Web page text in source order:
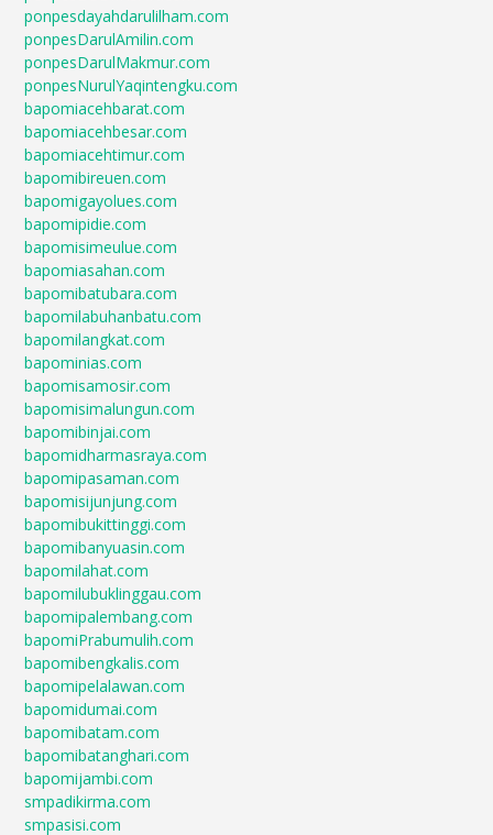
ponpesdayahdarulilham.com
ponpesDarulAmilin.com
ponpesDarulMakmur.com
ponpesNurulYaqintengku.com
bapomiacehbarat.com
bapomiacehbesar.com
bapomiacehtimur.com
bapomibireuen.com
bapomigayolues.com
bapomipidie.com
bapomisimeulue.com
bapomiasahan.com
bapomibatubara.com
bapomilabuhanbatu.com
bapomilangkat.com
bapominias.com
bapomisamosir.com
bapomisimalungun.com
bapomibinjai.com
bapomidharmasraya.com
bapomipasaman.com
bapomisijunjung.com
bapomibukittinggi.com
bapomibanyuasin.com
bapomilahat.com
bapomilubuklinggau.com
bapomipalembang.com
bapomiPrabumulih.com
bapomibengkalis.com
bapomipelalawan.com
bapomidumai.com
bapomibatam.com
bapomibatanghari.com
bapomijambi.com
smpadikirma.com
smpasisi.com